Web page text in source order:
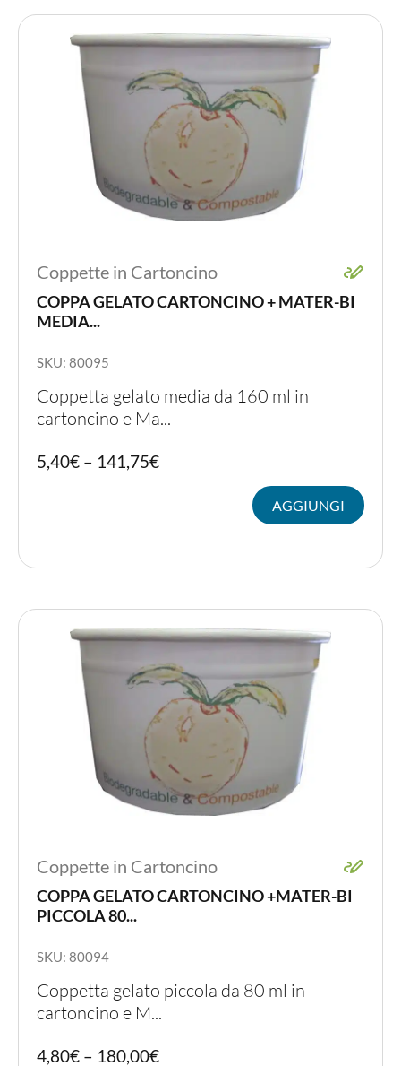
Coppette in Cartoncino
COPPA GELATO CARTONCINO + MATER-BI
MEDIA...
SKU: 80095
Coppetta gelato media da 160 ml in
cartoncino e Ma...
5,40€ – 141,75€
AGGIUNGI
ha
più
scelte
Coppette in Cartoncino
COPPA GELATO CARTONCINO +MATER-BI
PICCOLA 80...
SKU: 80094
Coppetta gelato piccola da 80 ml in
cartoncino e M...
4,80€ – 180,00€